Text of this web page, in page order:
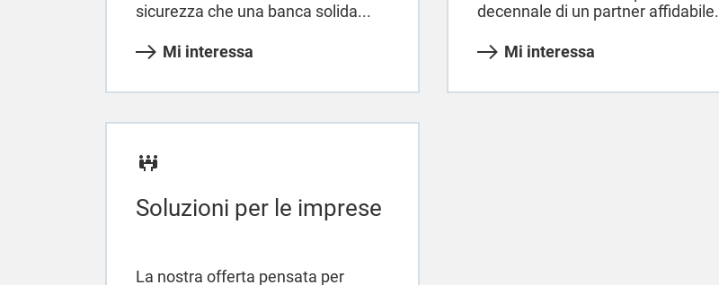
sicurezza che una banca solida...
Mi interessa
decennale di un partner affidabile.
Mi interessa
Soluzioni per le imprese
La nostra offerta pensata per